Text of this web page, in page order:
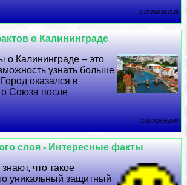
11 07 2026 18:33:28
о Калининграде
о Калининграде – это
узнать больше
оказался в
Союза после
10 07 2026 5:52:40
слоя - Интересные факты
что такое
уникальный защитный